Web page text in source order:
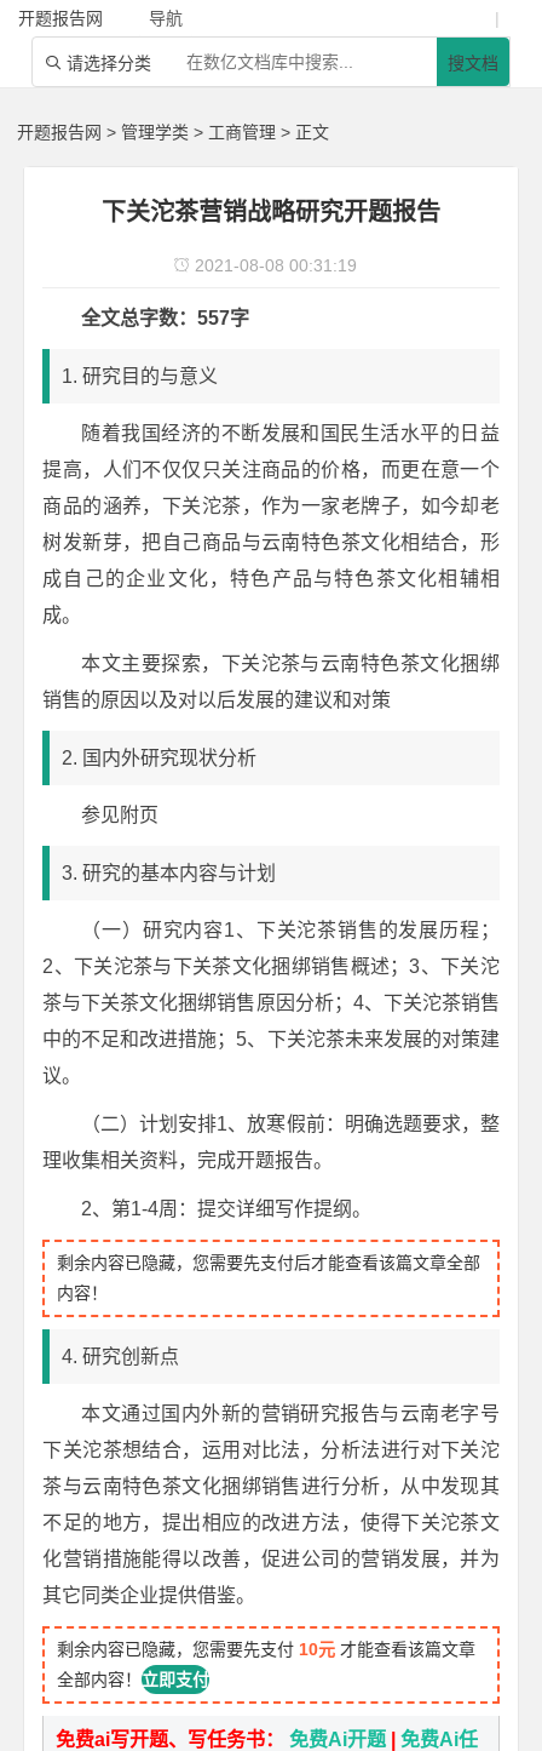
开题报告网 导航 |
 请选择分类 搜文档
开题报告网 >管理学类 > 工商管理 > 正文
下关沱茶营销战略研究开题报告
 2021-08-08 00:31:19
全文总字数：557字
1. 研究目的与意义
随着我国经济的不断发展和国民生活水平的日益
提高，人们不仅仅只关注商品的价格，而更在意一个
商品的涵养，下关沱茶，作为一家老牌子，如今却老
树发新芽，把自己商品与云南特色茶文化相结合，形
成自己的企业文化，特色产品与特色茶文化相辅相
成。
本文主要探索，下关沱茶与云南特色茶文化捆绑
销售的原因以及对以后发展的建议和对策
2. 国内外研究现状分析
参见附页
3. 研究的基本内容与计划
（一）研究内容1、下关沱茶销售的发展历程；
2、下关沱茶与下关茶文化捆绑销售概述；3、下关沱
茶与下关茶文化捆绑销售原因分析；4、下关沱茶销售
中的不足和改进措施；5、下关沱茶未来发展的对策建
议。
（二）计划安排1、放寒假前：明确选题要求，整
理收集相关资料，完成开题报告。
2、第1-4周：提交详细写作提纲。
剩余内容已隐藏，您需要先支付后才能查看该篇文章全部
内容！
4. 研究创新点
本文通过国内外新的营销研究报告与云南老字号
下关沱茶想结合，运用对比法，分析法进行对下关沱
茶与云南特色茶文化捆绑销售进行分析，从中发现其
不足的地方，提出相应的改进方法，使得下关沱茶文
化营销措施能得以改善，促进公司的营销发展，并为
其它同类企业提供借鉴。
剩余内容已隐藏，您需要先支付 10元 才能查看该篇文章
全部内容！立即支付
免费ai写开题、写任务书：免费Ai开题 |免费Ai任